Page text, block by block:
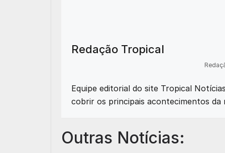
Redação Tropical
Equipe editorial do site Tropical
cobrir os principais acontecimentos da
Outras Notícias: